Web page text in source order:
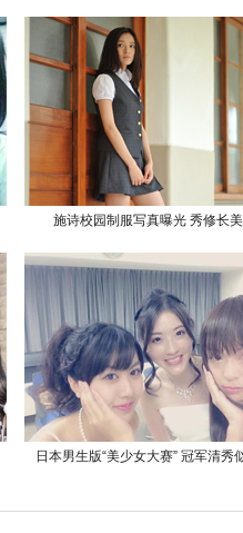
施诗校园制服写真曝光 秀修长
日本男生版“美少女大赛” 冠军清秀